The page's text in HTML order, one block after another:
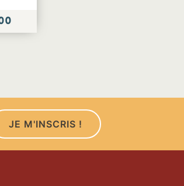
JE M'INSCRIS !